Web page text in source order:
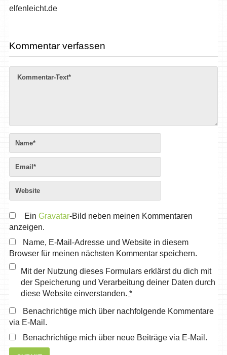
elfenleicht.de
Kommentar verfassen
Ein Gravatar-Bild neben meinen Kommentaren
anzeigen.
Name, E-Mail-Adresse und Website in diesem
Browser für meinen nächsten Kommentar speichern.
Mit der Nutzung dieses Formulars erklärst du dich mit
der Speicherung und Verarbeitung deiner Daten durch
diese Website einverstanden. *
Benachrichtige mich über nachfolgende Kommentare
via E-Mail.
Benachrichtige mich über neue Beiträge via E-Mail.